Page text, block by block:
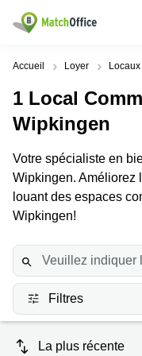
Rechercher / publier
Pages
de
produits
Bureau
Centre
d'affaires
Salle
de
réunion
Bureau
Villes
Populaires
Location
bureau
Zurich
Bureau
à louer
Bureau à
louer
Lausanne
Coworking
Recherches
populaires
Voie du
Chariot 3
Lausanne
Place de
la Gare
Rue du
Pré-de-
la-
Bichette
Genève
Aide
Publier un local
Choisissez une langue
Switzerland
Accueil Loyer
1 Local
Wipkingen
Votre spécialiste en
Wipkingen. Améliorez
louant des espaces
Wipkingen!
Filtres
La plus récente